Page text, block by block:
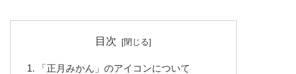
目次
「正月みかん」のアイコンについて